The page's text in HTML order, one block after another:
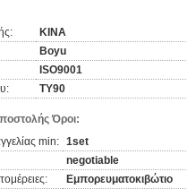
ΚΙΝΑ
Boyu
ISO9001
TY90
Όροι:
min: 1set
negotiable
Εμπορευματοκιβώτιο